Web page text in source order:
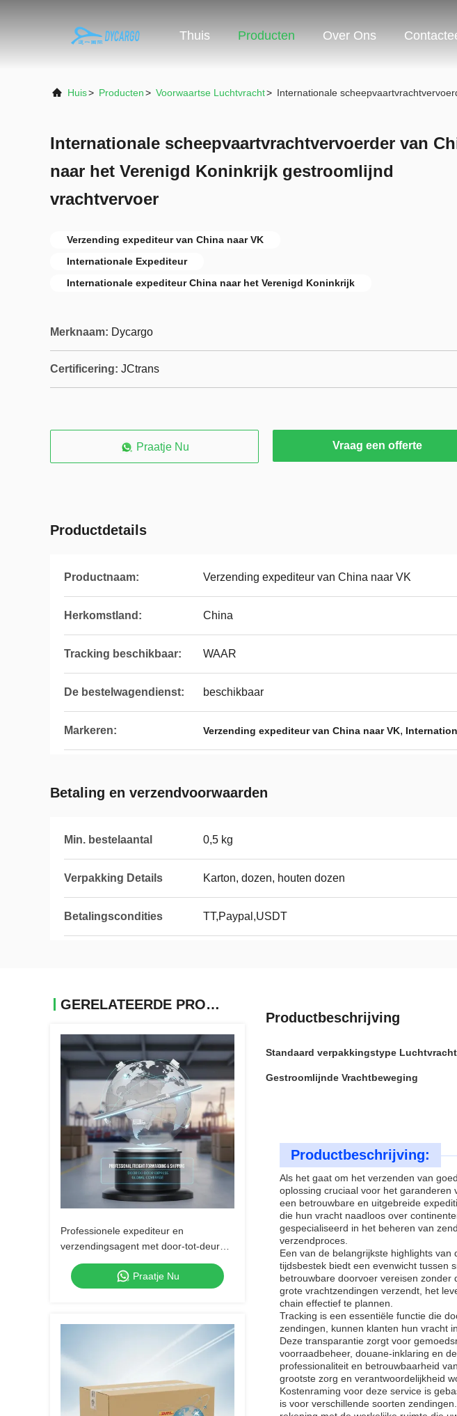
Thuis Producten Over Ons
Huis> Producten> Voorwaartse Luchtvracht> Internationale
Internationale scheepvaartvrachtvervoerder van
naar het Verenigd Koninkrijk gestroomlijnd
vrachtvervoer
Verzending expediteur van China naar VK
Internationale Expediteur
Internationale expediteur China naar het Verenigd Koninkrijk
Merknaam: Dycargo
Certificering: JCtrans
Praatje Nu Vraag een offerte
Productdetails
Productnaam: Verzending expediteur van China naar VK
Herkomstland: China
Tracking beschikbaar: WAAR
De bestelwagendienst: beschikbaar
Markeren: Verzending expediteur van China naar VK,
Betaling en verzendvoorwaarden
Min. bestelaantal 0,5 kg
Verpakking Details Karton, dozen, houten dozen
Betalingscondities TT,Paypal,USDT
GERELATEERDE PRODUCTEN
Professionele expediteur en
verzendingsagent met door-tot-deur
express verzending en wereldwijde
dekking
Praatje Nu
Productbeschrijving
Standaard verpakkingstype
Gestroomlijnde Vrachtbeweging
Productbeschrijving:
Als het gaat om het verzenden van
oplossing cruciaal voor het garanderen
een betrouwbare en uitgebreide
die hun vracht naadloos over
gespecialiseerd in het beheren van
verzendproces.
Een van de belangrijkste highlights
tijdsbestek biedt een evenwicht tussen
betrouwbare doorvoer vereisen
grote vrachtzendingen verzendt, het
chain effectief te plannen.
Tracking is een essentiële functie die
zendingen, kunnen klanten hun vracht
Deze transparantie zorgt voor
voorraadbeheer, douane-inklaring en
professionaliteit en betrouwbaarheid
grootste zorg en verantwoordelijkheid
Kostenraming voor deze service is
is voor verschillende soorten